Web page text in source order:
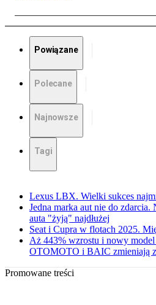
Powiązane
Polecane
Najnowsze
Tagi
Lexus LBX. Wielki sukces
Jedna marka aut nie do
auta "żyją" najdłużej
Seat i Cupra w flotach 2025.
Aż 443% wzrostu i nowy model
OTOMOTO i BAIC zmieniają
Promowane treści